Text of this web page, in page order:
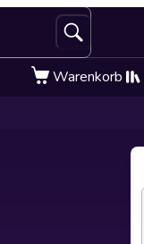
Warenkorb